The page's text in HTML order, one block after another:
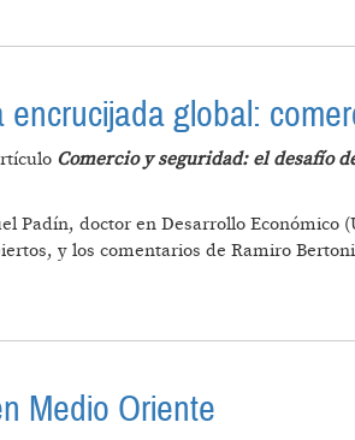
global:
Comercio y seguridad: el desafío
Padín, doctor en Desarrollo
y los comentarios de Ramiro
Medio Oriente